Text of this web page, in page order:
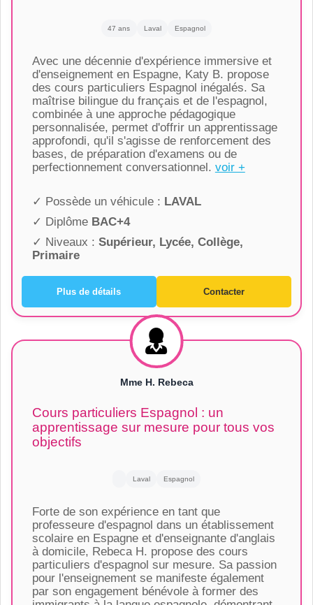
47 ans Laval Espagnol
Avec une décennie d'expérience immersive et
d'enseignement en Espagne, Katy B. propose
des cours particuliers Espagnol inégalés. Sa
maîtrise bilingue du français et de l'espagnol,
combinée à une approche pédagogique
personnalisée, permet d'offrir un apprentissage
approfondi, qu'il s'agisse de renforcement des
bases, de préparation d'examens ou de
perfectionnement conversationnel. voir +
✓ Possède un véhicule : LAVAL
✓ Diplôme BAC+4
✓ Niveaux : Supérieur, Lycée, Collège,
Primaire
Plus de détails Contacter
Mme H. Rebeca
Cours particuliers Espagnol : un
apprentissage sur mesure pour tous vos
objectifs
Laval Espagnol
Forte de son expérience en tant que
professeure d'espagnol dans un établissement
scolaire en Espagne et d'enseignante d'anglais
à domicile, Rebeca H. propose des cours
particuliers d'espagnol sur mesure. Sa passion
pour l'enseignement se manifeste également
par son engagement bénévole à former des